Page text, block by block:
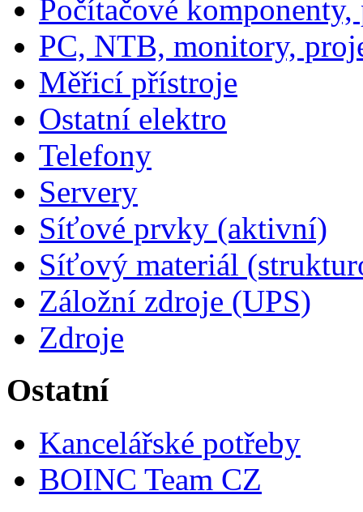
Počítačové
PC, NTB, monitory,
Měřicí přístroje
Ostatní elektro
Telefony
Servery
Síťové prvky (aktivní)
Síťový materiál
Záložní zdroje (UPS)
Zdroje
Ostatní
Kancelářské potřeby
BOINC Team CZ